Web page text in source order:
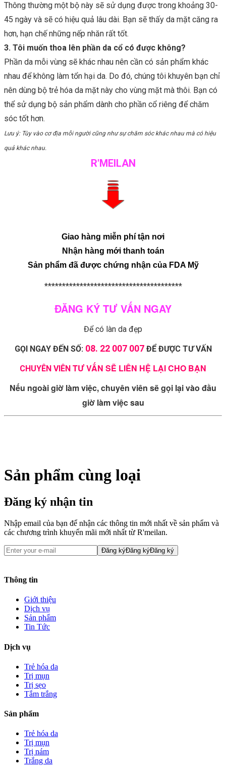
Thông thường một bộ này sẽ sử dụng được trong khoảng 30-
45 ngày và sẽ có hiệu quả lâu dài. Bạn sẽ thấy da mặt căng ra
hơn, hạn chế những nếp nhăn rất tốt.
3. Tôi muốn thoa lên phần da cổ có được không?
Phần da mỗi vùng sẽ khác nhau nên cần có sản phẩm khác
nhau để không làm tổn hại da. Do đó, chúng tôi khuyên bạn chỉ
nên dùng bộ trẻ hóa da mặt này cho vùng mặt mà thôi. Bạn có
thể sử dụng bộ sản phẩm dành cho phần cổ riêng để chăm
sóc tốt hơn.
Lưu ý: Tùy vào cơ địa mỗi người cũng như sự chăm sóc khác nhau mà có hiệu
quả khác nhau.
R'MEILAN
Giao hàng miễn phí tận nơi
Nhận hàng mới thanh toán
Sản phẩm đã được chứng nhận của FDA Mỹ
***************************************
ĐĂNG KÝ TƯ VẤN NGAY
Để có làn da đẹp
GỌI NGAY ĐẾN SỐ: 08. 22 007 007ĐỂ ĐƯỢC TƯ VẤN
CHUYÊN VIÊN TƯ VẤN SẼ LIÊN HỆ LẠI CHO BẠN
Nếu ngoài giờ làm việc, chuyên viên sẽ gọi lại vào đầu
giờ làm việc sau
Sản phẩm cùng loại
Đăng ký nhận tin
Nhập email của bạn để nhận các thông tin mới nhất về sản phẩm và
các chương trình khuyến mãi mới nhất từ R'meilan.
Đăng kýĐăng kýĐăng ký
Thông tin
Giới thiệu
Dịch vụ
Sản phẩm
Tin Tức
Dịch vụ
Trẻ hóa da
Trị mụn
Trị sẹo
Tắm trắng
Sản phẩm
Trẻ hóa da
Trị mụn
Trị nám
Trắng da